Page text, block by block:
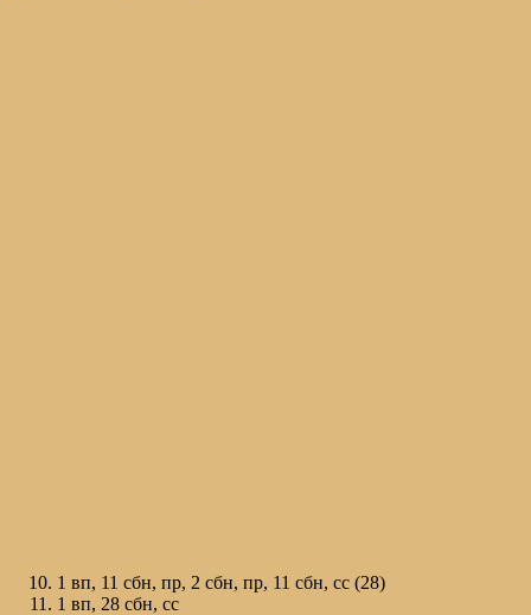
1 вп, 11 сбн, пр, 2 сбн, пр, 11 сбн, сс (28)
1 вп, 28 сбн, сс